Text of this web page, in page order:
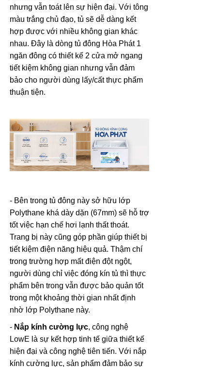
nhưng vẫn toát lên sự hiện đại. Với tông
màu trắng chủ đạo, tủ sẽ dễ dàng kết
hợp được với nhiều không gian khác
nhau. Đây là dòng tủ đông Hòa Phát 1
ngăn đông có thiết kế 2 cửa mở ngang
tiết kiệm không gian nhưng vẫn đảm
bảo cho người dùng lấy/cất thực phẩm
thuận tiện.
- Bên trong tủ đông này sở hữu lớp
Polythane khá dày dặn (67mm) sẽ hỗ trợ
tốt việc hạn chế hơi lạnh thất thoát.
Trang bị này cũng góp phần giúp thiết bị
tiết kiệm điện năng hiệu quả. Thậm chí
trong trường hợp mất điện đột ngột,
người dùng chỉ việc đóng kín tủ thì thực
phẩm bên trong vẫn được bảo quản tốt
trong một khoảng thời gian nhất định
nhờ lớp Polythane này.
- Nắp kính cường lực, công nghệ
LowE là sự kết hợp tinh tế giữa thiết kế
hiện đại và công nghệ tiên tiến. Với nắp
kính cường lực, sản phẩm đảm bảo sự